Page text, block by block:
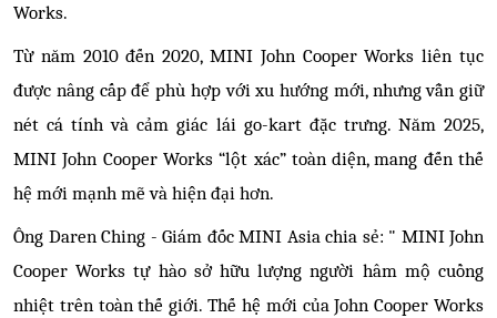
Works.
Từ năm 2010 đến 2020, MINI John Cooper Works liên tục
được nâng cấp để phù hợp với xu hướng mới, nhưng vẫn giữ
nét cá tính và cảm giác lái go-kart đặc trưng. Năm 2025,
MINI John Cooper Works “lột xác” toàn diện, mang đến thế
hệ mới mạnh mẽ và hiện đại hơn.
Ông Daren Ching - Giám đốc MINI Asia chia sẻ: " MINI John
Cooper Works tự hào sở hữu lượng người hâm mộ cuồng
nhiệt trên toàn thế giới. Thế hệ mới của John Cooper Works